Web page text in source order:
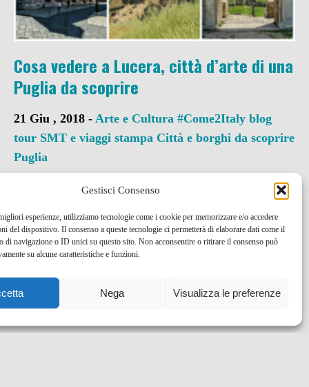
Gestisci Consenso
esperienze, utilizziamo tecnologie come i cookie per memorizzare e/o accedere
del dispositivo. Il consenso a queste tecnologie ci permetterà di elaborare dati come il
di navigazione o ID unici su questo sito. Non acconsentire o ritirare il consenso può
su alcune caratteristiche e funzioni.
Nega Visualizza le preferenze
Cosa vedere a Lucera, città d’arte di una
Puglia da scoprire
21 Giu , 2018 - Arte e Cultura #Come2Italy blog
tour SMT e viaggi stampa Città e borghi da scoprire
Puglia